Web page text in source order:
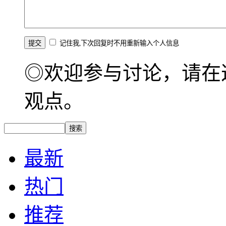
记住我,下次回复时不用重新输入个人信息
◎欢迎参与讨论，请在
观点。
最新
热门
推荐